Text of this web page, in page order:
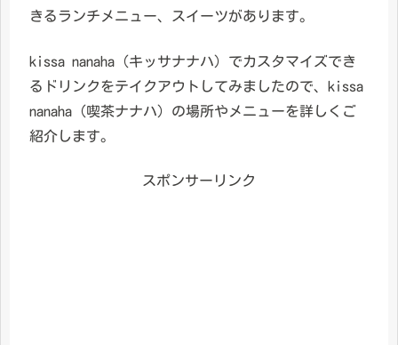
きるランチメニュー、スイーツがあります。
kissa nanaha（キッサナナハ）でカスタマイズでき
るドリンクをテイクアウトしてみましたので、kissa
nanaha（喫茶ナナハ）の場所やメニューを詳しくご
紹介します。
スポンサーリンク